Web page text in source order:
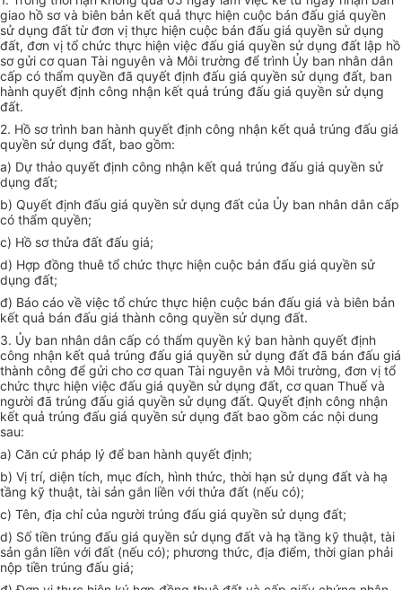
giao hồ sơ và biên bản kết quả thực hiện cuộc bán đấu giá quyền
sử dụng đất từ đơn vị thực hiện cuộc bán đấu giá quyền sử dụng
đất, đơn vị tổ chức thực hiện việc đấu giá quyền sử dụng đất lập hồ
sơ gửi cơ quan Tài nguyên và Môi trường để trình Ủy ban nhân dân
cấp có thẩm quyền đã quyết định đấu giá quyền sử dụng đất, ban
hành quyết định công nhận kết quả trúng đấu giá quyền sử dụng
đất.
2. Hồ sơ trình ban hành quyết định công nhận kết quả trúng đấu giá
quyền sử dụng đất, bao gồm:
a) Dự thảo quyết định công nhận kết quả trúng đấu giá quyền sử
dụng đất;
b) Quyết định đấu giá quyền sử dụng đất của Ủy ban nhân dân cấp
có thẩm quyền;
c) Hồ sơ thửa đất đấu giá;
d) Hợp đồng thuê tổ chức thực hiện cuộc bán đấu giá quyền sử
dụng đất;
đ) Báo cáo về việc tổ chức thực hiện cuộc bán đấu giá và biên bản
kết quả bán đấu giá thành công quyền sử dụng đất.
3. Ủy ban nhân dân cấp có thẩm quyền ký ban hành quyết định
công nhận kết quả trúng đấu giá quyền sử dụng đất đã bán đấu giá
thành công để gửi cho cơ quan Tài nguyên và Môi trường, đơn vị tổ
chức thực hiện việc đấu giá quyền sử dụng đất, cơ quan Thuế và
người đã trúng đấu giá quyền sử dụng đất. Quyết định công nhận
kết quả trúng đấu giá quyền sử dụng đất bao gồm các nội dung
sau:
a) Căn cứ pháp lý để ban hành quyết định;
b) Vị trí, diện tích, mục đích, hình thức, thời hạn sử dụng đất và hạ
tầng kỹ thuật, tài sản gắn liền với thửa đất (nếu có);
c) Tên, địa chỉ của người trúng đấu giá quyền sử dụng đất;
d) Số tiền trúng đấu giá quyền sử dụng đất và hạ tầng kỹ thuật, tài
sản gắn liền với đất (nếu có); phương thức, địa điểm, thời gian phải
nộp tiền trúng đấu giá;